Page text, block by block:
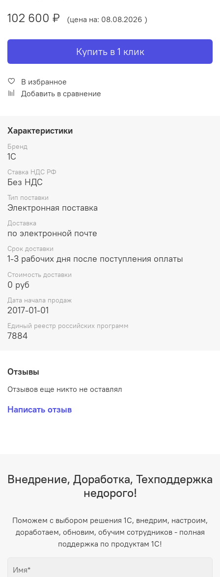
102 600 ₽
(цена на: 08.08.2026 )
Купить в 1 клик
В избранное
Добавить в сравнение
Характеристики
Бренд
1С
Ставка НДС РФ
Без НДС
Тип поставки
Электронная поставка
Доставка
по электронной почте
Срок доставки
1-3 рабочих дня после поступления оплаты
Стоимость доставки
0 руб
Дата начала продаж
2017-01-01
Единый реестр российских программ
7884
Отзывы
Отзывов еще никто не оставлял
Написать отзыв
Внедрение, Доработка, Техподдержка
недорого!
Поможем с выбором решения 1С, внедрим, настроим,
доработаем, обновим, обучим сотрудников - полная
поддержка по продуктам 1С!